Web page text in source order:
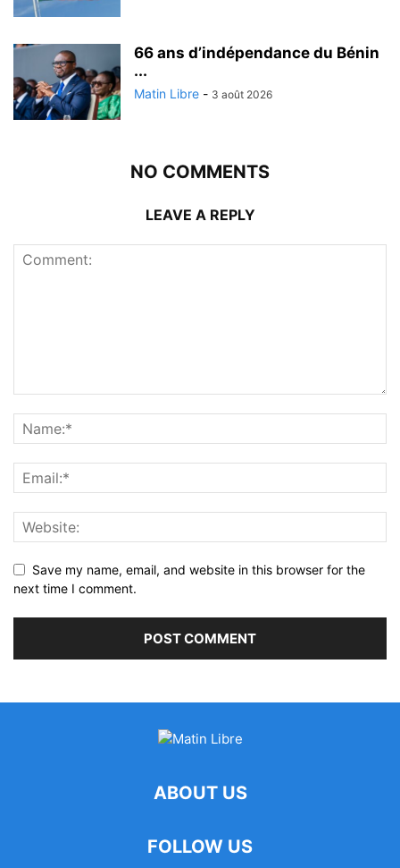
66 ans d’indépendance du Bénin
...
Matin Libre - 3 août 2026
NO COMMENTS
LEAVE A REPLY
Save my name, email, and website in this browser for the
next time I comment.
ABOUT US
FOLLOW US